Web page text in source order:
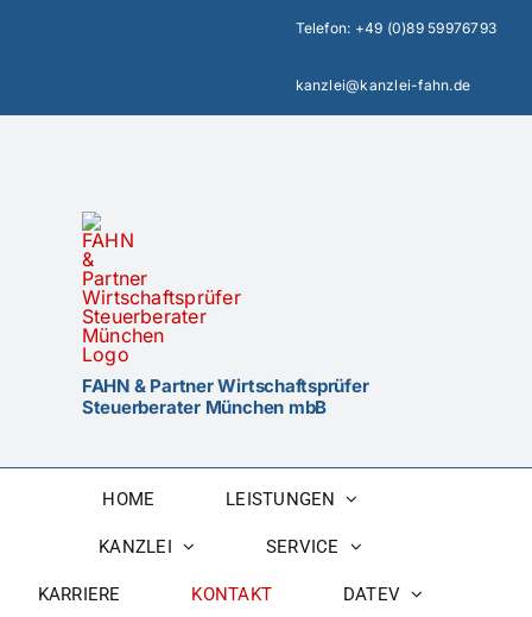
Telefon: +49 (0)89 59976793
kanzlei@kanzlei-fahn.de
FAHN & Partner Wirtschaftsprüfer
Steuerberater München mbB
HOME LEISTUNGEN
KANZLEI SERVICE
KARRIERE KONTAKT DATEV